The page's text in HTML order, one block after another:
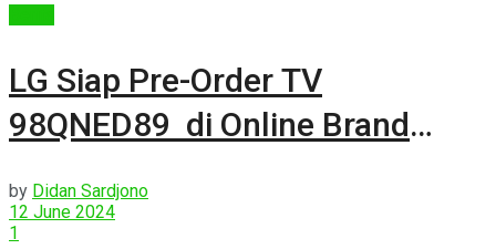
LG Siap Pre-Order TV
98QNED89 di Online Brand
by Didan Sardjono
12 June 2024
1